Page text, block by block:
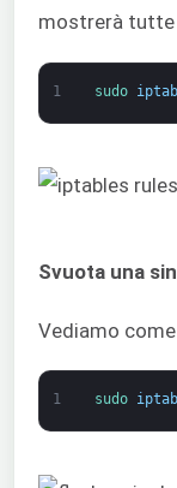
mostrerà tutte
1 sudo
Svuota una
Vediamo
1 sudo